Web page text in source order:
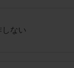
しない